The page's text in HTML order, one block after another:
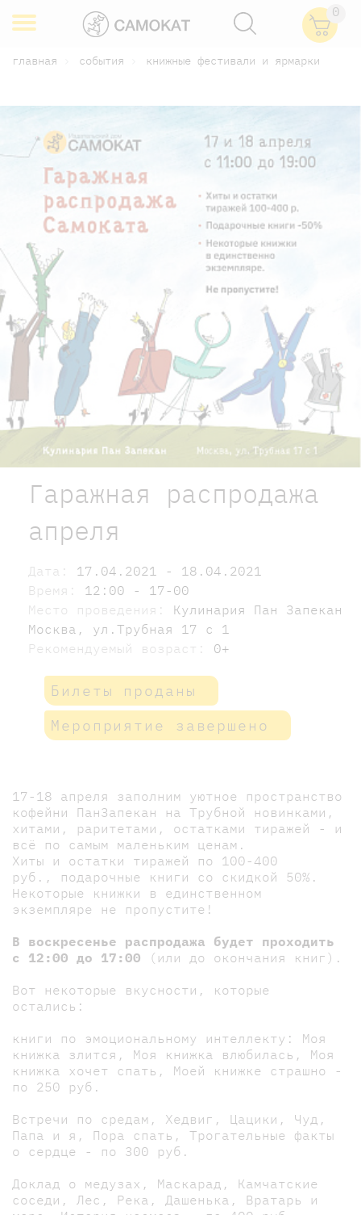
0
главная события книжные фестивали и ярмарки
Гаражная распродажа
апреля
Дата: 17.04.2021 - 18.04.2021
Время: 12:00 - 17-00
Место проведения: Кулинария Пан Запекан
Москва, ул.Трубная 17 с 1
Рекомендуемый возраст: 0+
Билеты проданы
Мероприятие завершено
17-18 апреля заполним уютное пространство
кофейни ПанЗапекан на Трубной новинками,
хитами, раритетами, остатками тиражей - и
всё по самым маленьким ценам.
Хиты и остатки тиражей по 100-400
руб., подарочные книги со скидкой 50%.
Некоторые книжки в единственном
экземпляре не пропустите!
В воскресенье распродажа будет проходить
с 12:00 до 17:00 (или до окончания книг).
Вот некоторые вкусности, которые
остались:
книги по эмоциональному интеллекту: Моя
книжка злится, Моя книжка влюбилась, Моя
книжка хочет спать, Моей книжке страшно -
по 250 руб.
Встречи по средам, Хедвиг, Цацики, Чуд,
Папа и я, Пора спать, Трогательные факты
о сердце - по 300 руб.
Доклад о медузах, Маскарад, Камчатские
соседи, Лес, Река, Дашенька, Вратарь и